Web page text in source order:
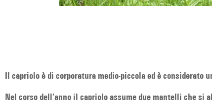
Il capriolo è di corporatura medio-piccola ed è considerato
Nel corso dell’anno il capriolo assume due mantelli che